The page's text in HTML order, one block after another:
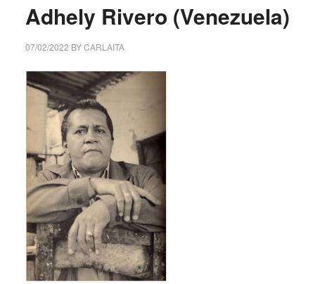
Adhely Rivero (Venezuela)
07/02/2022 BYCARLAITA